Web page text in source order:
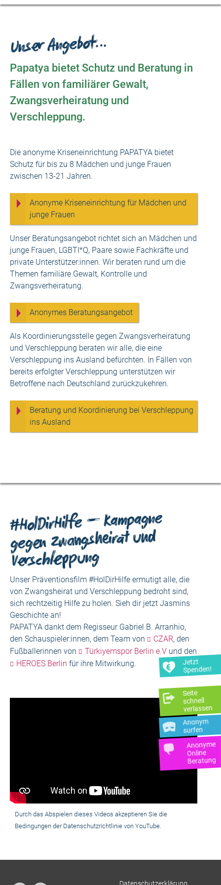
Jetzt
Spenden!
Seite
schnell
verlassen
Anonym
surfen
Anonyme
Online
Beratung
Unser Angebot…
Papatya bietet Schutz und Beratung in
Fällen von familiärer Gewalt,
Zwangsverheiratung und
Verschleppung.
Die anonyme Kriseneinrichtung PAPATYA bietet
Schutz für bis zu 8 Mädchen und junge Frauen
zwischen 13-21 Jahren.
Anonyme Kriseneinrichtung für Mädchen und
junge Frauen
Unser Beratungsangebot richtet sich an Mädchen und
junge Frauen, LGBTI*Q, Paare sowie Fachkräfte und
private Unterstützer:innen. Wir beraten rund um die
Themen familiäre Gewalt, Kontrolle und
Zwangsverheiratung.
Anonymes Beratungsangebot
Als Koordinierungsstelle gegen Zwangsverheiratung
und Verschleppung beraten wir alle, die eine
Verschleppung ins Ausland befürchten. In Fällen von
bereits erfolgter Verschleppung unterstützen wir
Betroffene nach Deutschland zurückzukehren.
Beratung und Koordinierung bei Verschleppung
ins Ausland
#HolDirHilfe – Kampagne
gegen Zwangsheirat und
Verschleppung
Unser Präventionsfilm #HolDirHilfe ermutigt alle, die
von Zwangsheirat und Verschleppung bedroht sind,
sich rechtzeitig Hilfe zu holen. Sieh dir jetzt Jasmins
Geschichte an!
PAPATYA dankt dem Regisseur Gabriel B. Arranhio,
den Schauspieler:innen, dem Team von
CZAR, den
Fußballerinnen von
Türkiyemspor Berlin e.V und den
HEROES Berlin für ihre Mitwirkung.
Durch das Abspielen dieses Videos akzeptieren Sie die
Bedingungen der Datenschutzrichtlinie von YouTube.